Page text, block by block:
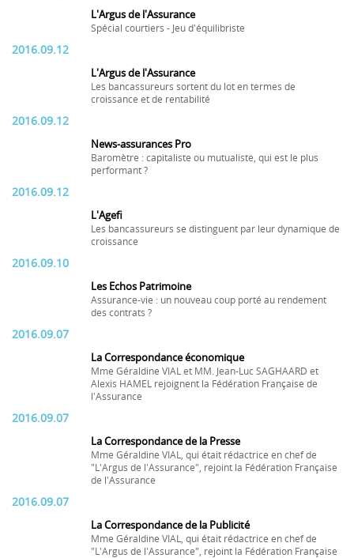
L'Argus de l'Assurance
Spécial courtiers - Jeu d'équilibriste
2016.09.12
L'Argus de l'Assurance
Les bancassureurs sortent du lot en termes de
croissance et de rentabilité
2016.09.12
News-assurances Pro
Baromètre : capitaliste ou mutualiste, qui est le plus
performant ?
2016.09.12
L'Agefi
Les bancassureurs se distinguent par leur dynamique de
croissance
2016.09.10
Les Echos Patrimoine
Assurance-vie : un nouveau coup porté au rendement
des contrats ?
2016.09.07
La Correspondance économique
Mme Géraldine VIAL et MM. Jean-Luc SAGHAARD et
Alexis HAMEL rejoignent la Fédération Française de
l'Assurance
2016.09.07
La Correspondance de la Presse
Mme Géraldine VIAL, qui était rédactrice en chef de
"L'Argus de l'Assurance", rejoint la Fédération Française
de l'Assurance
2016.09.07
La Correspondance de la Publicité
Mme Géraldine VIAL, qui était rédactrice en chef de
"L'Argus de l'Assurance", rejoint la Fédération Française